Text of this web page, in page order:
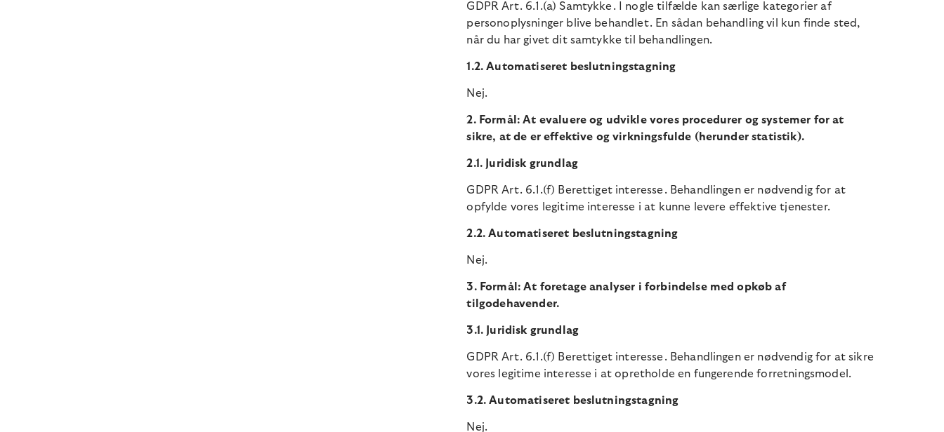
GDPR Art. 6.1.(a) Samtykke. I nogle tilfælde kan særlige kategorier af
personoplysninger blive behandlet. En sådan behandling vil kun finde sted,
når du har givet dit samtykke til behandlingen.
1.2. Automatiseret beslutningstagning
Nej.
2. Formål: At evaluere og udvikle vores procedurer og systemer for at
sikre, at de er effektive og virkningsfulde (herunder statistik).
2.1. Juridisk grundlag
GDPR Art. 6.1.(f) Berettiget interesse. Behandlingen er nødvendig for at
opfylde vores legitime interesse i at kunne levere effektive tjenester.
2.2. Automatiseret beslutningstagning
Nej.
3. Formål: At foretage analyser i forbindelse med opkøb af
tilgodehavender.
3.1. Juridisk grundlag
GDPR Art. 6.1.(f) Berettiget interesse. Behandlingen er nødvendig for at sikre
vores legitime interesse i at opretholde en fungerende forretningsmodel.
3.2. Automatiseret beslutningstagning
Nej.